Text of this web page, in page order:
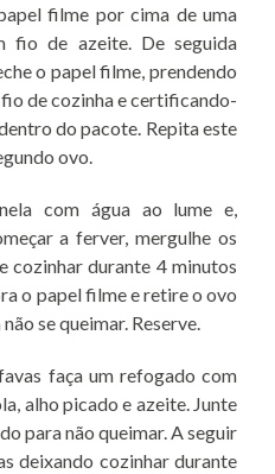
filme por cima de uma
fio de azeite. De seguida
o papel filme, prendendo
de cozinha e certificando-
do pacote. Repita este
ovo.
com água ao lume e,
a ferver, mergulhe os
cozinhar durante 4 minutos
o papel filme e retire o ovo
se queimar. Reserve.
faça um refogado com
alho picado e azeite. Junte
para não queimar. A seguir
deixando cozinhar durante